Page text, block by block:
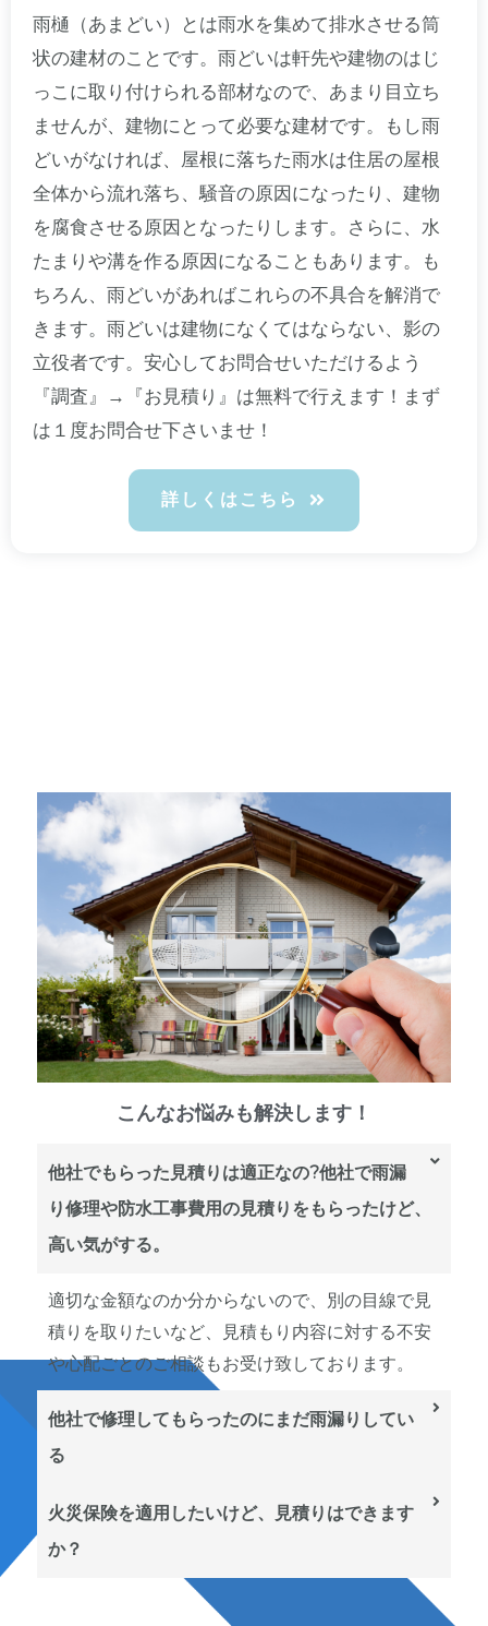
雨樋（あまどい）とは雨水を集めて排水させる筒
状の建材のことです。雨どいは軒先や建物のはじ
っこに取り付けられる部材なので、あまり目立ち
ませんが、建物にとって必要な建材です。もし雨
どいがなければ、屋根に落ちた雨水は住居の屋根
全体から流れ落ち、騒音の原因になったり、建物
を腐食させる原因となったりします。さらに、水
たまりや溝を作る原因になることもあります。も
ちろん、雨どいがあればこれらの不具合を解消で
きます。雨どいは建物になくてはならない、影の
立役者です。安心してお問合せいただけるよう
『調査』→『お見積り』は無料で行えます！まず
は１度お問合せ下さいませ！
詳しくはこちら
こんなお悩みも解決します！
他社でもらった見積りは適正なの?他社で雨漏
り修理や防水工事費用の見積りをもらったけど、
高い気がする。
適切な金額なのか分からないので、別の目線で見
積りを取りたいなど、見積もり内容に対する不安
や心配ごとのご相談もお受け致しております。
他社で修理してもらったのにまだ雨漏りしてい
る
火災保険を適用したいけど、見積りはできます
か？